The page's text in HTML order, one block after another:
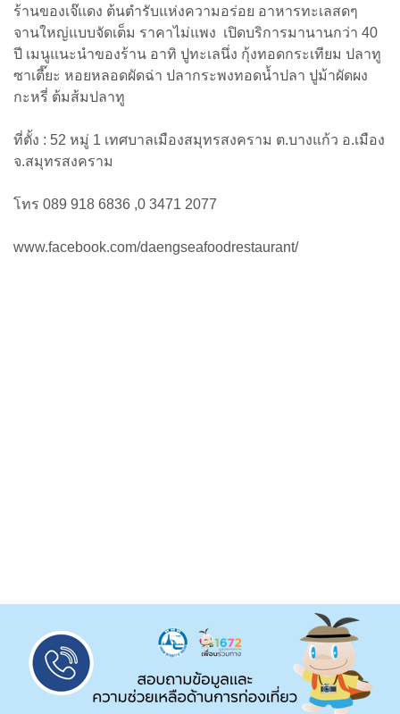
ร้านของเจ๊แดง ต้นตำรับแห่งความอร่อย อาหารทะเลสดๆ
จานใหญ่แบบจัดเต็ม ราคาไม่แพง เปิดบริการมานานกว่า 40
ปี เมนูแนะนำของร้าน อาทิ ปูทะเลนึ่ง กุ้งทอดกระเทียม ปลาทู
ซาเตี๊ยะ หอยหลอดผัดฉ่า ปลากระพงทอดน้ำปลา ปูม้าผัดผง
กะหรี่ ต้มส้มปลาทู
ที่ตั้ง : 52 หมู่ 1 เทศบาลเมืองสมุทรสงคราม ต.บางแก้ว อ.เมือง
จ.สมุทรสงคราม
โทร 089 918 6836 ,0 3471 2077
www.facebook.com/daengseafoodrestaurant/